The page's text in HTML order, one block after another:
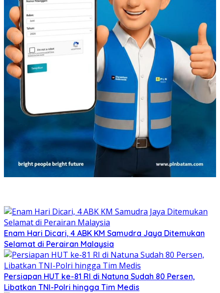
Enam Hari Dicari, 4 ABK KM Samudra Jaya Ditemukan
Selamat di Perairan Malaysia
Persiapan HUT ke-81 RI di Natuna Sudah 80 Persen,
Libatkan TNI-Polri hingga Tim Medis